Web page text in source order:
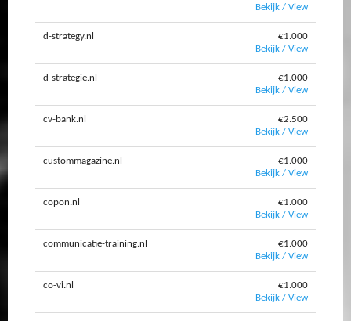
Bekijk / View
d-strategy.nl
€1.000
Bekijk / View
d-strategie.nl
€1.000
Bekijk / View
cv-bank.nl
€2.500
Bekijk / View
custommagazine.nl
€1.000
Bekijk / View
copon.nl
€1.000
Bekijk / View
communicatie-training.nl
€1.000
Bekijk / View
co-vi.nl
€1.000
Bekijk / View